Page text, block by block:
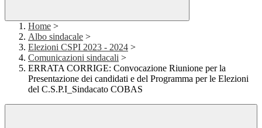
Home >
Albo sindacale >
Elezioni CSPI 2023 - 2024 >
Comunicazioni sindacali >
ERRATA CORRIGE: Convocazione Riunione per la
Presentazione dei candidati e del Programma per le Elezioni
del C.S.P.I_Sindacato COBAS